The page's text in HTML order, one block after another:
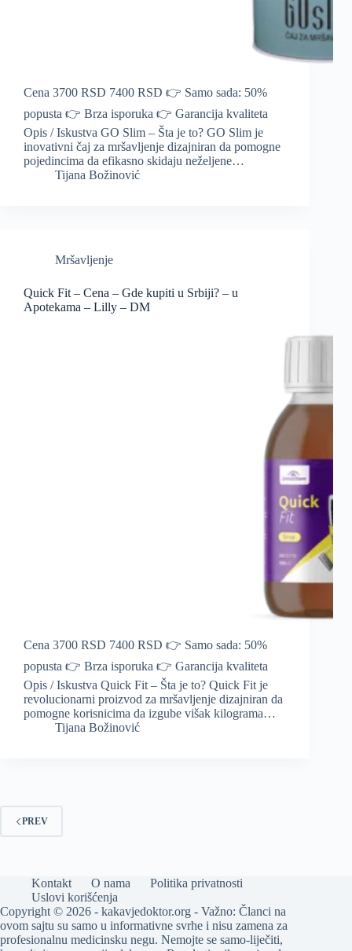
Cena 3700 RSD 7400 RSD 👉 Samo sada: 50%
popusta 👉 Brza isporuka 👉 Garancija kvaliteta
Opis / Iskustva GO Slim – Šta je to? GO Slim je
inovativni čaj za mršavljenje dizajniran da pomogne
pojedincima da efikasno skidaju neželjene…
Tijana Božinović
Mršavljenje
Quick Fit – Cena – Gde kupiti u Srbiji? – u
Apotekama – Lilly – DM
Cena 3700 RSD 7400 RSD 👉 Samo sada: 50%
popusta 👉 Brza isporuka 👉 Garancija kvaliteta
Opis / Iskustva Quick Fit – Šta je to? Quick Fit je
revolucionarni proizvod za mršavljenje dizajniran da
pomogne korisnicima da izgube višak kilograma…
Tijana Božinović
PREV
Kontakt O nama
Politika privatnosti
Uslovi korišćenja
Copyright © 2026 - kakavjedoktor.org - Važno: Članci na
ovom sajtu su samo u informativne svrhe i nisu zamena za
profesionalnu medicinsku negu. Nemojte se samo-liječiti,